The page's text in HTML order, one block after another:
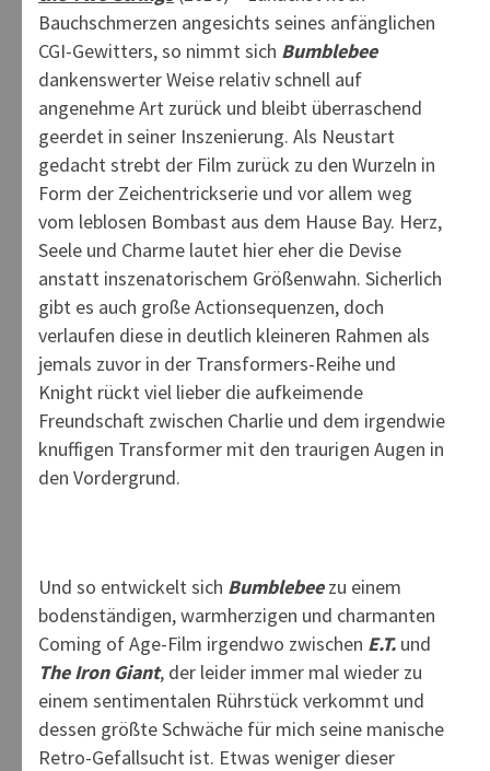
Bauchschmerzen angesichts seines anfänglichen
CGI-Gewitters, so nimmt sich Bumblebee
dankenswerter Weise relativ schnell auf
angenehme Art zurück und bleibt überraschend
geerdet in seiner Inszenierung. Als Neustart
gedacht strebt der Film zurück zu den Wurzeln in
Form der Zeichentrickserie und vor allem weg
vom leblosen Bombast aus dem Hause Bay. Herz,
Seele und Charme lautet hier eher die Devise
anstatt inszenatorischem Größenwahn. Sicherlich
gibt es auch große Actionsequenzen, doch
verlaufen diese in deutlich kleineren Rahmen als
jemals zuvor in der Transformers-Reihe und
Knight rückt viel lieber die aufkeimende
Freundschaft zwischen Charlie und dem irgendwie
knuffigen Transformer mit den traurigen Augen in
den Vordergrund.
Und so entwickelt sich Bumblebeezu einem
bodenständigen, warmherzigen und charmanten
Coming of Age-Film irgendwo zwischen E.T. und
The Iron Giant, der leider immer mal wieder zu
einem sentimentalen Rührstück verkommt und
dessen größte Schwäche für mich seine manische
Retro-Gefallsucht ist. Etwas weniger dieser